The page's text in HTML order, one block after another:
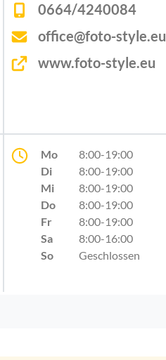
0664/4240084
office@foto-style.eu
www.foto-style.eu
Mo
8:00-19:00
Di
8:00-19:00
Mi
8:00-19:00
Do
8:00-19:00
Fr
8:00-19:00
Sa
8:00-16:00
So
Geschlossen